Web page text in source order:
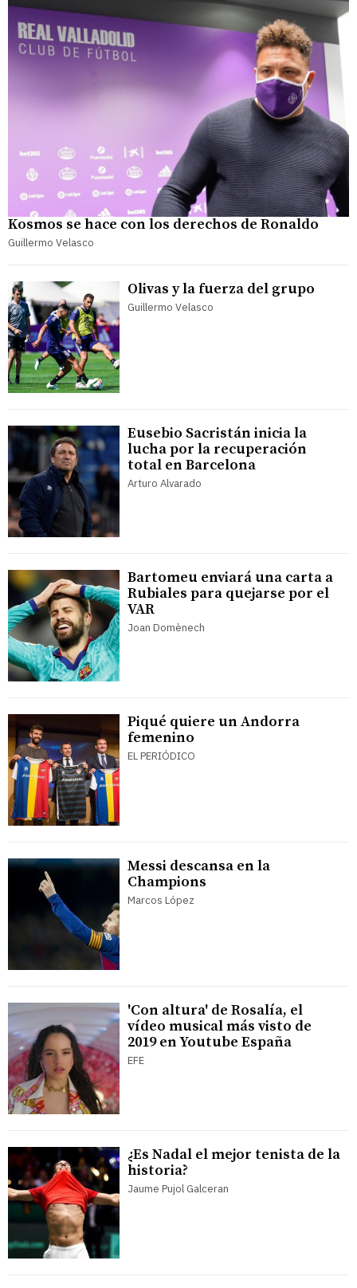
Kosmos se hace con los derechos de Ronaldo
Guillermo Velasco
Olivas y la fuerza del grupo
Guillermo Velasco
Eusebio Sacristán inicia la
lucha por la recuperación
total en Barcelona
Arturo Alvarado
Bartomeu enviará una carta a
Rubiales para quejarse por el
VAR
Joan Domènech
Piqué quiere un Andorra
femenino
EL PERIÓDICO
Messi descansa en la
Champions
Marcos López
'Con altura' de Rosalía, el
vídeo musical más visto de
2019 en Youtube España
EFE
¿Es Nadal el mejor tenista de la
historia?
Jaume Pujol Galceran